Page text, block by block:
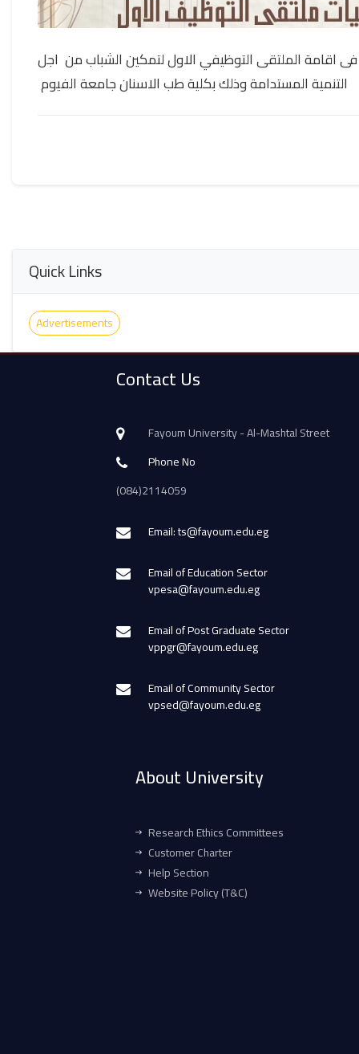
اقامة الملتقى التوظيفي الاول لتمكين الشباب من اجل
التنمية المستدامة وذلك بكلية طب الاسنان جامعة الفيوم
Quick Links
Advertisements
Contact Us
Fayoum University - Al-Mashtal Street
Phone No
(084)2114059
Email: ts@fayoum.edu.eg
Email of Education Sector
vpesa@fayoum.edu.eg
Email of Post Graduate Sector
vppgr@fayoum.edu.eg
Email of Community Sector
vpsed@fayoum.edu.eg
About University
Research Ethics Committees
Customer Charter
Help Section
Website Policy (T&C)